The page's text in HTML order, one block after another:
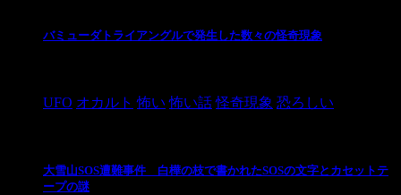
バミューダトライアングルで発生した数々の怪奇現象
UFO オカルト 怖い 怖い話 怪奇現象 恐ろしい
大雪山SOS遭難事件 白樺の枝で書かれたSOSの文字とカセットテ
ープの謎